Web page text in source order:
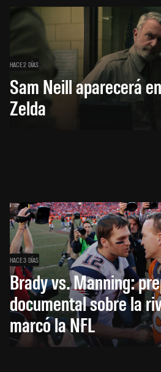
HACE 2 DÍAS
Sam Neill aparecerá
Zelda
HACE 3 DÍAS
Brady vs. Manning:
documental sobre la
marcó la NFL